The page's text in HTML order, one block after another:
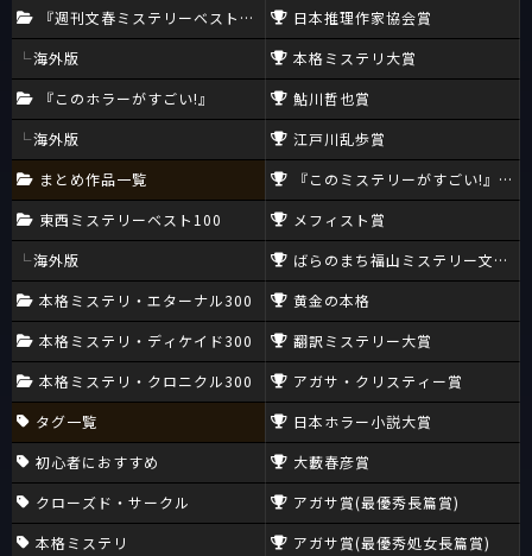
『週刊文春ミステリーベスト10』
海外版
『このホラーがすごい!』
海外版
まとめ作品一覧
東西ミステリーベスト100
海外版
本格ミステリ・エターナル300
本格ミステリ・ディケイド300
本格ミステリ・クロニクル300
タグ一覧
初心者におすすめ
クローズド・サークル
本格ミステリ
日本推理作家協会賞
本格ミステリ大賞
鮎川哲也賞
江戸川乱歩賞
『このミステリーがすごい!』大賞
メフィスト賞
ばらのまち福山ミステリー文学新
黄金の本格
翻訳ミステリー大賞
アガサ・クリスティー賞
日本ホラー小説大賞
大藪春彦賞
アガサ賞(最優秀長篇賞)
アガサ賞(最優秀処女長篇賞)